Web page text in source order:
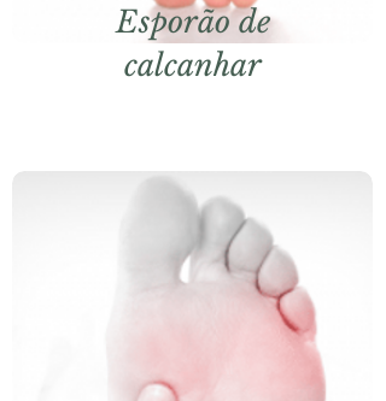
Esporão de
calcanhar